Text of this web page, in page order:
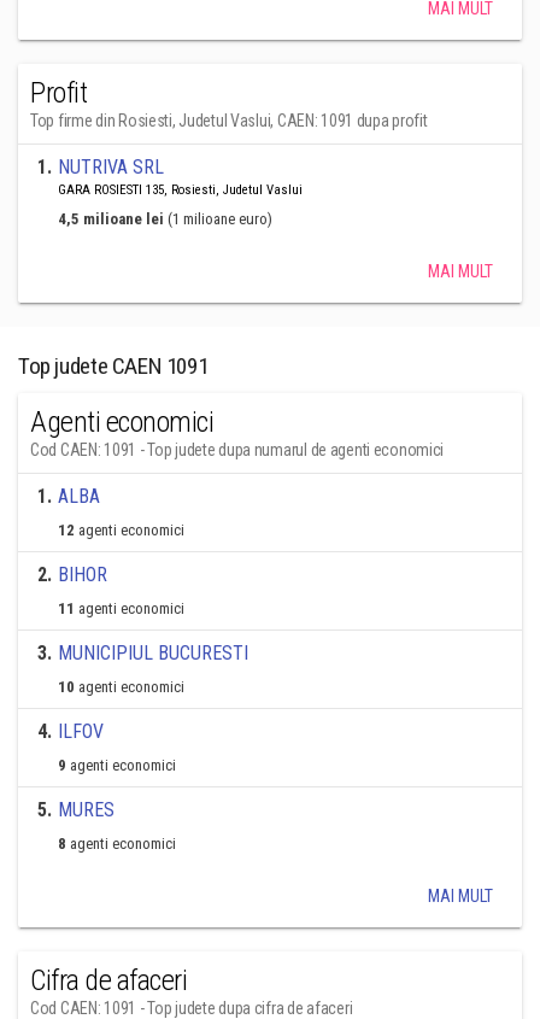
MAI MULT
Profit
Top firme din Rosiesti, Judetul Vaslui, CAEN: 1091 dupa profit
1. NUTRIVA SRL
GARA ROSIESTI 135, Rosiesti, Judetul Vaslui
4,5 milioane lei (1 milioane euro)
MAI MULT
Top judete CAEN 1091
Agenti economici
Cod CAEN: 1091 - Top judete dupa numarul de agenti economici
1. ALBA
12 agenti economici
2. BIHOR
11 agenti economici
3. MUNICIPIUL BUCURESTI
10 agenti economici
4. ILFOV
9 agenti economici
5. MURES
8 agenti economici
MAI MULT
Cifra de afaceri
Cod CAEN: 1091 - Top judete dupa cifra de afaceri